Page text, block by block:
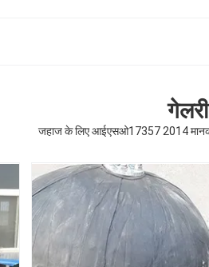
गेलरी
जहाज के लिए आईएसओ17357 2014 मानक